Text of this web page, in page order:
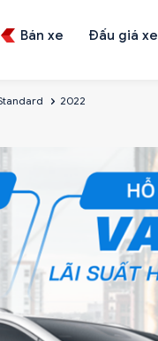
Bán xe Đấu giá xe
2022